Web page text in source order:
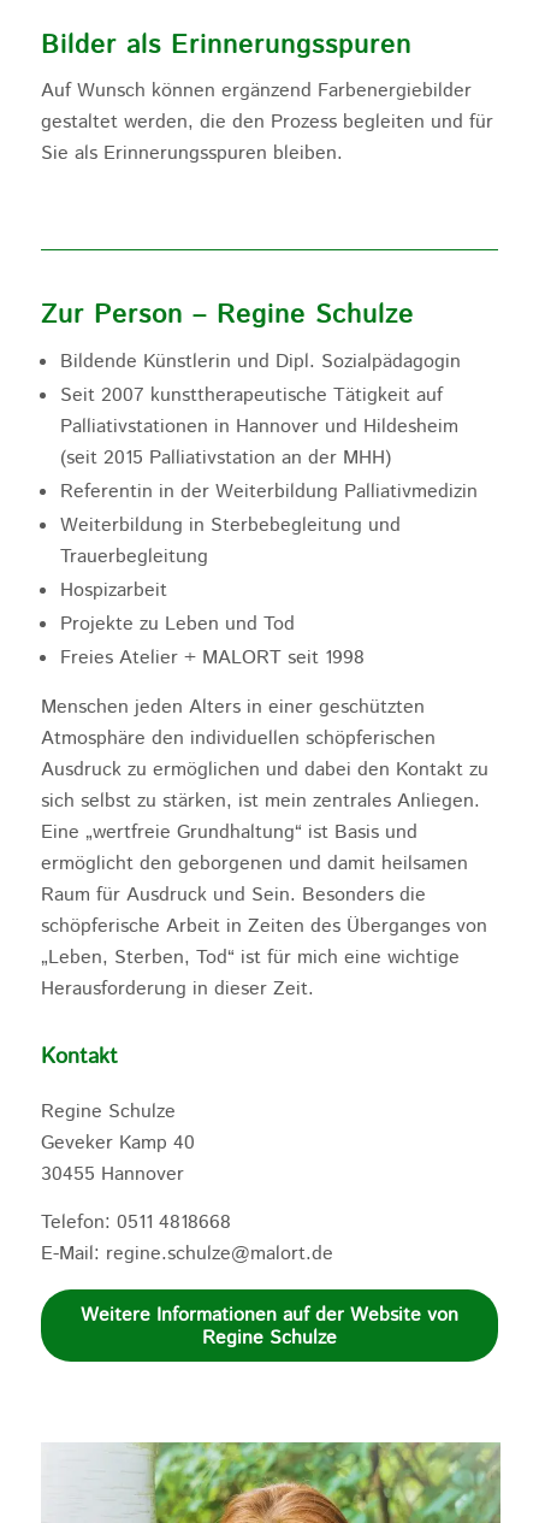
Bilder als Erinnerungsspuren
Auf Wunsch können ergänzend Farbenergiebilder
gestaltet werden, die den Prozess begleiten und für
Sie als Erinnerungsspuren bleiben.
Zur Person – Regine Schulze
Bildende Künstlerin und Dipl. Sozialpädagogin
Seit 2007 kunsttherapeutische Tätigkeit auf
Palliativstationen in Hannover und Hildesheim
(seit 2015 Palliativstation an der MHH)
Referentin in der Weiterbildung Palliativmedizin
Weiterbildung in Sterbebegleitung und
Trauerbegleitung
Hospizarbeit
Projekte zu Leben und Tod
Freies Atelier + MALORT seit 1998
Menschen jeden Alters in einer geschützten
Atmosphäre den individuellen schöpferischen
Ausdruck zu ermöglichen und dabei den Kontakt zu
sich selbst zu stärken, ist mein zentrales Anliegen.
Eine „wertfreie Grundhaltung“ ist Basis und
ermöglicht den geborgenen und damit heilsamen
Raum für Ausdruck und Sein. Besonders die
schöpferische Arbeit in Zeiten des Überganges von
„Leben, Sterben, Tod“ ist für mich eine wichtige
Herausforderung in dieser Zeit.
Kontakt
Regine Schulze
Geveker Kamp 40
30455 Hannover
Telefon: 0511 4818668
E-Mail: regine.schulze@malort.de
Weitere Informationen auf der Website von
Regine Schulze